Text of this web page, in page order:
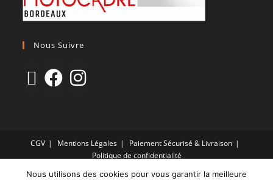
Nous Suivre
CGV Mentions Légales
Paiement Sécurisé & Livraison
Politique de confidentialité
Copyright 2021 © Site propulsé par LF HOLDING
Nous utilisons des cookies pour vous garantir la meilleure